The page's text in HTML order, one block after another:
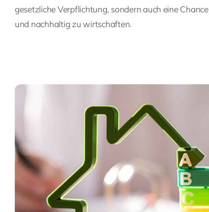
gesetzliche Verpflichtung, sondern auch eine
und nachhaltig zu wirtschaften.